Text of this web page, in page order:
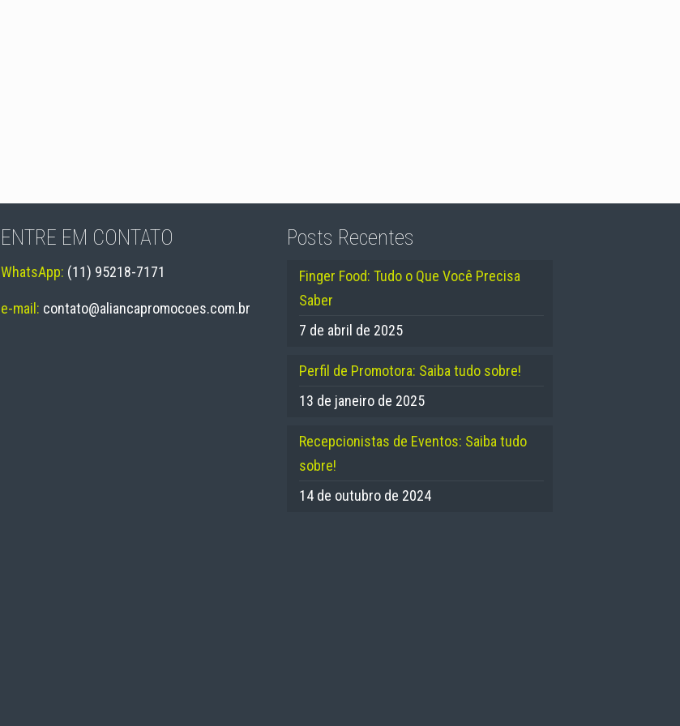
ENTRE EM CONTATO
WhatsApp: (11) 95218-7171
e-mail: contato@aliancapromocoes.com.br
Posts Recentes
Finger Food: Tudo o Que Você Precisa
Saber
7 de abril de 2025
Perfil de Promotora: Saiba tudo sobre!
13 de janeiro de 2025
Recepcionistas de Eventos: Saiba tudo
sobre!
14 de outubro de 2024